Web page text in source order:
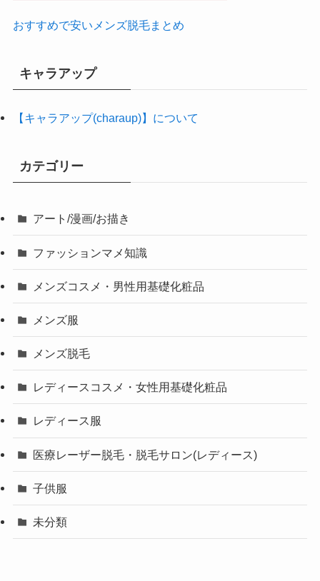
おすすめで安いメンズ脱毛まとめ
キャラアップ
【キャラアップ(charaup)】について
カテゴリー
アート/漫画/お描き
ファッションマメ知識
メンズコスメ・男性用基礎化粧品
メンズ服
メンズ脱毛
レディースコスメ・女性用基礎化粧品
レディース服
医療レーザー脱毛・脱毛サロン(レディース)
子供服
未分類